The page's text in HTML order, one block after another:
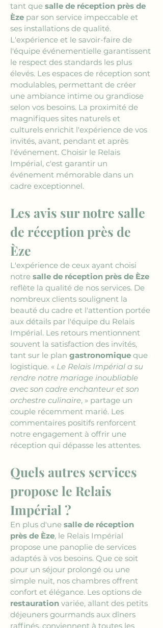
tant que salle de réception près de
Èze par son service impeccable et
ses installations de qualité.
L'expérience et le savoir-faire de
l'équipe événementielle garantissent
le respect des standards les plus
élevés. Les espaces de réception sont
modulables, permettant de créer
une ambiance intime ou grandiose
selon vos besoins. La proximité de
magnifiques sites naturels et
culturels enrichit l'expérience de vos
invités, avant, pendant et après
l'événement. Choisir le Relais
Impérial, c'est garantir un
événement mémorable dans un
cadre exceptionnel.
Les avis sur notre salle
de réception près de
Èze
L'expérience de ceux ayant choisi
notre salle de réception près de Èze
reflète la qualité de nos services. De
nombreux clients soulignent la
beauté du cadre et l'attention portée
aux détails par l'équipe du Relais
Impérial. Les retours mentionnent
souvent la satisfaction des invités,
tant sur le plan gastronomique que
logistique. « Le Relais Impérial a su
rendre notre mariage inoubliable
avec son cadre enchanteur et son
orchestre culinaire, » partage un
couple récemment marié. Les
commentaires positifs renforcent
notre engagement à offrir une
réception qui dépasse les attentes.
Quels autres services
propose le Relais
Impérial ?
En plus d'une salle de réception
près de Èze, le Relais Impérial
propose une panoplie de services
adaptés à vos besoins. Que ce soit
pour un séjour prolongé ou une
simple nuit, nos chambres offrent
confort et élégance. Les options de
restauration variée, allant des petits
déjeuners gourmands aux dîners
raffinés, conviennent à toutes les